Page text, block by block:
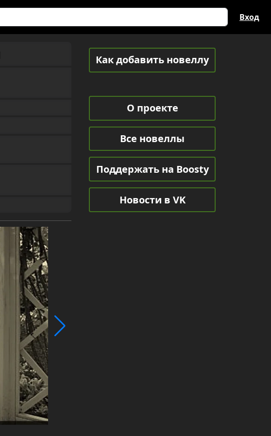
Вход
Как добавить новеллу
О проекте
Все новеллы
Поддержать на Boosty
Новости в VK